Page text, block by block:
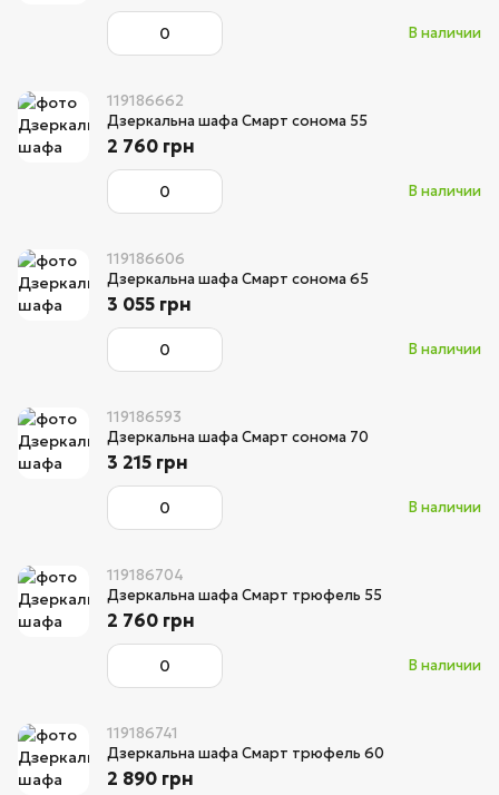
В наличии
119186662
Дзеркальна шафа Смарт сонома 55
В наличии
2 760 грн
119186606
Дзеркальна шафа Смарт сонома 65
В наличии
3 055 грн
119186593
Дзеркальна шафа Смарт сонома 70
В наличии
3 215 грн
119186704
Дзеркальна шафа Смарт трюфель 55
В наличии
2 760 грн
119186741
Дзеркальна шафа Смарт трюфель 60
2 890 грн